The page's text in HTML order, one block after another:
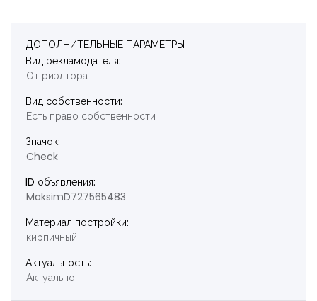
ДОПОЛНИТЕЛЬНЫЕ ПАРАМЕТРЫ
Вид рекламодателя:
От риэлтора
Вид собственности:
Есть право собственности
Значок:
Check
ID объявления:
MaksimD727565483
Материал постройки:
кирпичный
Актуальность:
Актуально